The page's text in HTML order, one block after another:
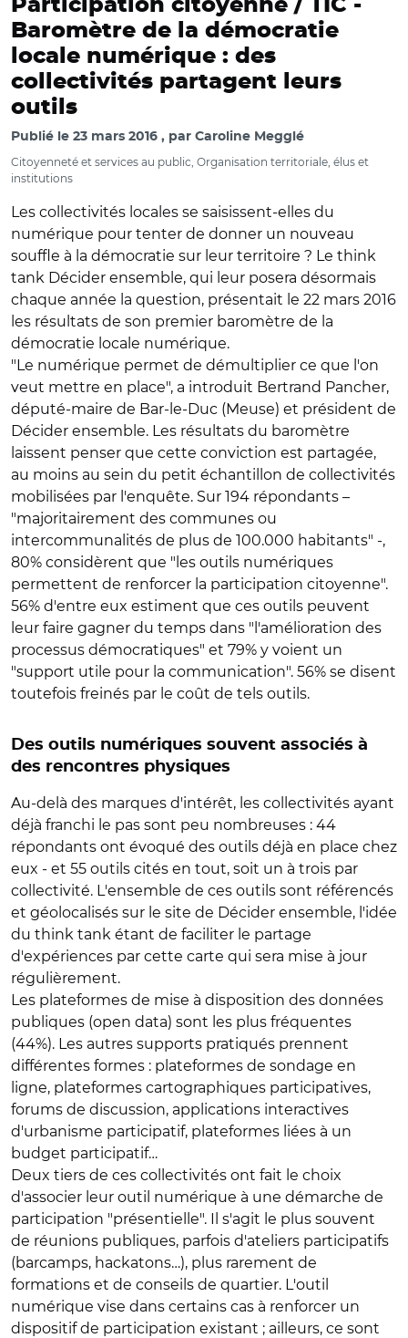
Participation citoyenne / TIC -
Baromètre de la démocratie
locale numérique : des
collectivités partagent leurs
outils
Publié le 23 mars 2016 par Caroline Megglé
Citoyenneté et services au public, Organisation territoriale, élus et
institutions
Les collectivités locales se saisissent-elles du
numérique pour tenter de donner un nouveau
souffle à la démocratie sur leur territoire ? Le think
tank Décider ensemble, qui leur posera désormais
chaque année la question, présentait le 22 mars 2016
les résultats de son premier baromètre de la
démocratie locale numérique.
"Le numérique permet de démultiplier ce que l'on
veut mettre en place", a introduit Bertrand Pancher,
député-maire de Bar-le-Duc (Meuse) et président de
Décider ensemble. Les résultats du baromètre
laissent penser que cette conviction est partagée,
au moins au sein du petit échantillon de collectivités
mobilisées par l'enquête. Sur 194 répondants –
"majoritairement des communes ou
intercommunalités de plus de 100.000 habitants" -,
80% considèrent que "les outils numériques
permettent de renforcer la participation citoyenne".
56% d'entre eux estiment que ces outils peuvent
leur faire gagner du temps dans "l'amélioration des
processus démocratiques" et 79% y voient un
"support utile pour la communication". 56% se disent
toutefois freinés par le coût de tels outils.
Des outils numériques souvent associés à
des rencontres physiques
Au-delà des marques d'intérêt, les collectivités ayant
déjà franchi le pas sont peu nombreuses : 44
répondants ont évoqué des outils déjà en place chez
eux - et 55 outils cités en tout, soit un à trois par
collectivité. L'ensemble de ces outils sont référencés
et géolocalisés sur le site de Décider ensemble, l'idée
du think tank étant de faciliter le partage
d'expériences par cette carte qui sera mise à jour
régulièrement.
Les plateformes de mise à disposition des données
publiques (open data) sont les plus fréquentes
(44%). Les autres supports pratiqués prennent
différentes formes : plateformes de sondage en
ligne, plateformes cartographiques participatives,
forums de discussion, applications interactives
d'urbanisme participatif, plateformes liées à un
budget participatif…
Deux tiers de ces collectivités ont fait le choix
d'associer leur outil numérique à une démarche de
participation "présentielle". Il s'agit le plus souvent
de réunions publiques, parfois d'ateliers participatifs
(barcamps, hackatons…), plus rarement de
formations et de conseils de quartier. L'outil
numérique vise dans certains cas à renforcer un
dispositif de participation existant ; ailleurs, ce sont